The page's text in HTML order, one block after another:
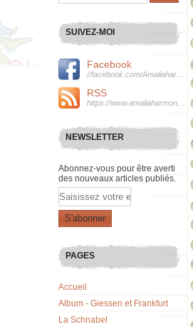
SUIVEZ-MOI
Facebook
RSS
NEWSLETTER
Abonnez-vous pour être averti
des nouveaux articles publiés.
Email
PAGES
Accueil
Album - Giessen et Frankfurt
La Schnabel